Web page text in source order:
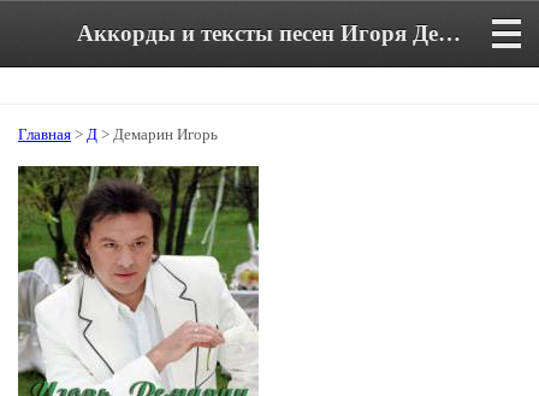
Аккорды и тексты песен Игоря Демарина
Главная > Д > Демарин Игорь